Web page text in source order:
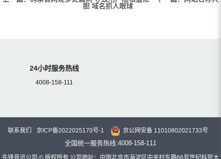
胆 域名抓人眼球
24小时服务热线
4008-158-111
联系我们 京ICP备2022025170号-1 京公网安备 11010802021733号
全国统一服务热线:4008-158-111
先锋音讯公司 © 版权所有 公司地址：中国北京市海淀区中关村东路66号世纪科贸大